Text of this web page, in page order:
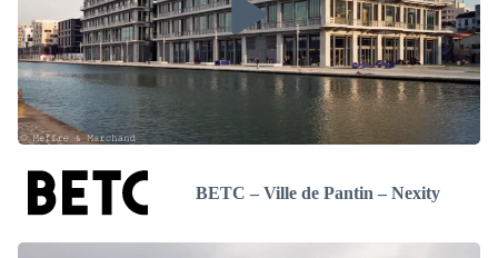
BETC – Ville de Pantin – Nexity